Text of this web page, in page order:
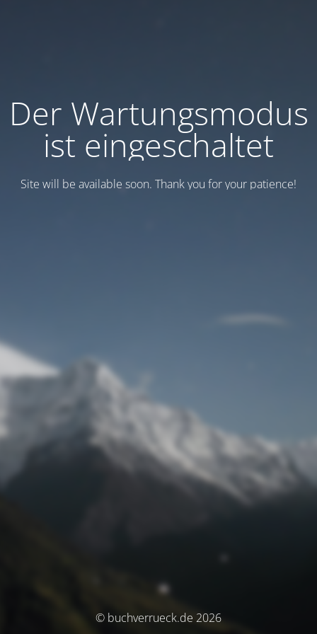
Der Wartungsmodus
ist eingeschaltet
Site will be available soon. Thank you for your patience!
© buchverrueck.de 2026